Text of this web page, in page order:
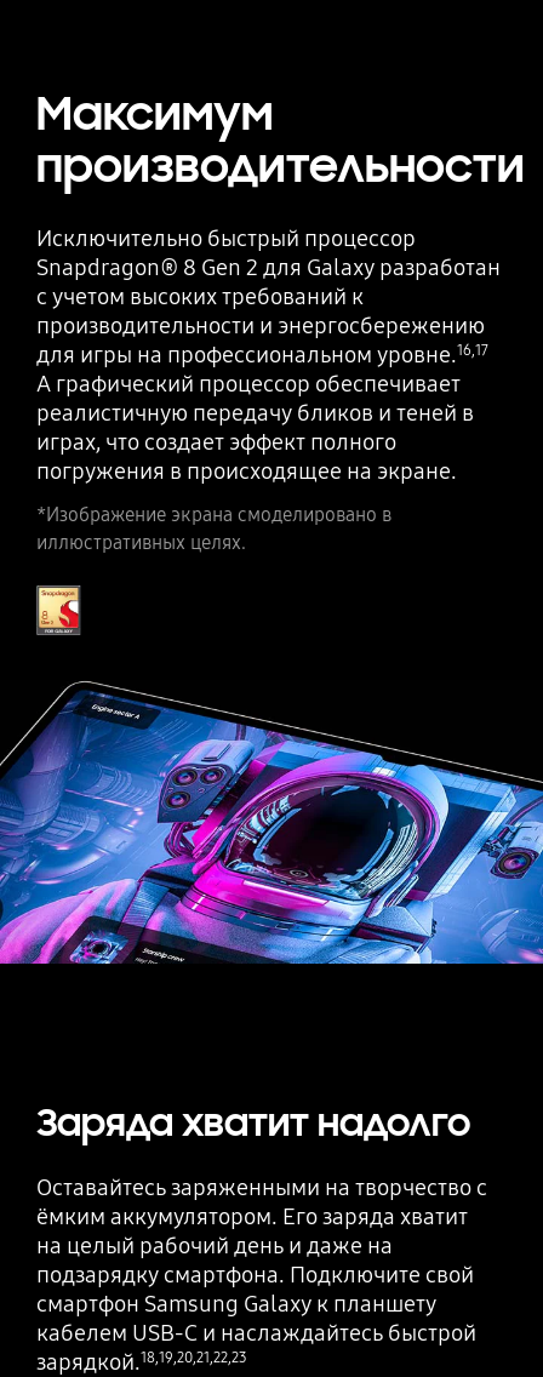
Максимум
производительности
Исключительно быстрый процессор
Snapdragon® 8 Gen 2 для Galaxy разработан
с учетом высоких требований к
производительности и энергосбережению
для игры на профессиональном уровне.16,17
А графический процессор обеспечивает
реалистичную передачу бликов и теней в
играх, что создает эффект полного
погружения в происходящее на экране.
*Изображение экрана смоделировано в
иллюстративных целях.
Заряда хватит надолго
Оставайтесь заряженными на творчество с
ёмким аккумулятором. Его заряда хватит
на целый рабочий день и даже на
подзарядку смартфона. Подключите свой
смартфон Samsung Galaxy к планшету
кабелем USB-C и наслаждайтесь быстрой
зарядкой.18,19,20,21 ,22,23